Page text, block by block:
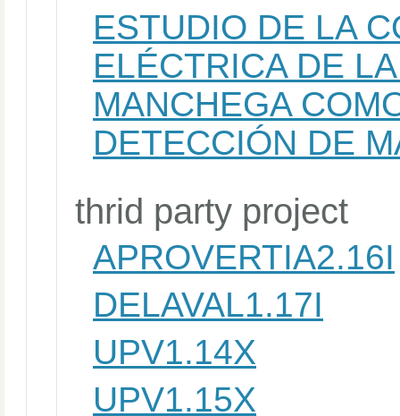
ESTUDIO DE LA
ELÉCTRICA DE
MANCHEGA
DETECCIÓN DE
thrid party project
APROVERTIA2.16I
DELAVAL1.17I
UPV1.14X
UPV1.15X